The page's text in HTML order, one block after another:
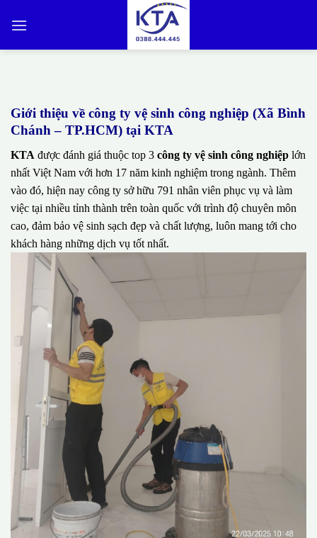
qua
Giới thiệu về công ty vệ sinh công nghiệp (Xã Bình
Chánh – TP.HCM) tại KTA
KTA được đánh giá thuộc top 3 công ty vệ sinh công nghiệp lớn
nhất Việt Nam với hơn 17 năm kinh nghiệm trong ngành. Thêm
vào đó, hiện nay công ty sở hữu 791 nhân viên phục vụ và làm
việc tại nhiều tỉnh thành trên toàn quốc với trình độ chuyên môn
cao, đảm bảo vệ sinh sạch đẹp và chất lượng, luôn mang tới cho
khách hàng những dịch vụ tốt nhất.